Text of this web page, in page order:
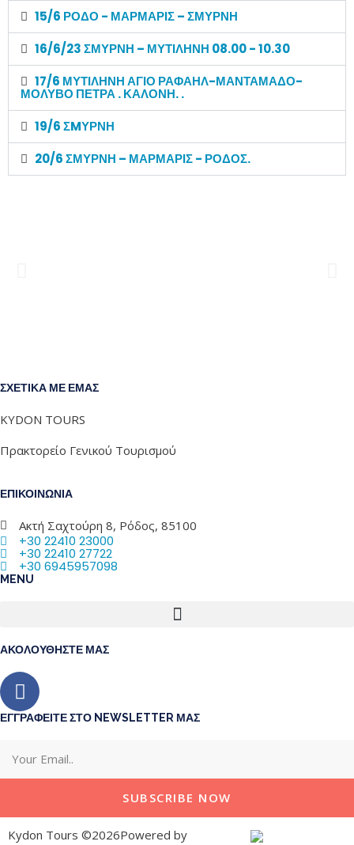
15/6 ΡΟΔΟ - ΜΑΡΜΑΡΙΣ – ΣΜΥΡΝΗ
16/6/23 ΣΜΥΡΝΗ – ΜΥΤΙΛΗΝΗ 08.00 - 10.30
17/6 ΜΥΤΙΛΗΝΗ ΑΓΙΟ ΡΑΦΑΗΛ-ΜΑΝΤΑΜΑΔΟ-
ΜΟΛΥΒΟ ΠΕΤΡΑ . ΚΑΛΟΝΗ. .
19/6 ΣMΥΡΝΗ
20/6 ΣΜΥΡΝΗ – ΜΑΡΜΑΡΙΣ - ΡΟΔΟΣ.
ΣΧΕΤΙΚΑ ΜΕ ΕΜΑΣ
KYDON TOURS
Πρακτορείο Γενικού Τουρισμού
ΕΠΙΚΟΙΝΩΝΙΑ
Ακτή Σαχτούρη 8, Ρόδος, 85100
+30 22410 23000
+30 22410 27722
+30 6945957098
MENU
ΑΚΟΛΟΥΘΗΣΤΕ ΜΑΣ
ΕΓΓΡΑΦΕΙΤΕ ΣΤΟ NEWSLETTER ΜΑΣ
SUBSCRIBE NOW
Kydon Tours ©2026Powered by